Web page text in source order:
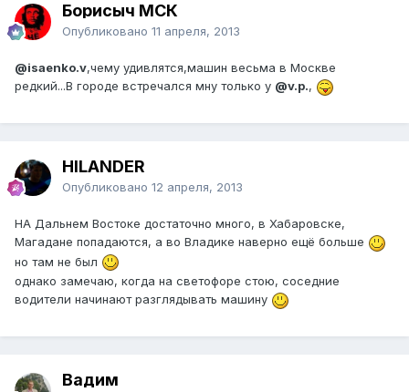
Борисыч МСК
Опубликовано 11 апреля, 2013
@isaenko.v,чему удивлятся,машин весьма в Москве
редкий...В городе встречался мну только у @v.p.,
HILANDER
Опубликовано 12 апреля, 2013
НА Дальнем Востоке достаточно много, в Хабаровске,
Магадане попадаются, а во Владике наверно ещё больше
но там не был
однако замечаю, когда на светофоре стою, соседние
водители начинают разглядывать машину
Вадим